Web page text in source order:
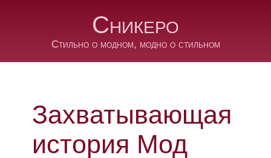
Сникеро
Стильно о модном, модно о стильном
Захватывающая
история Мод